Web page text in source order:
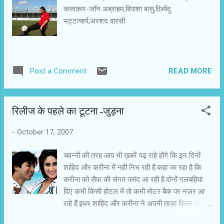
चाहेगा कि उसके देश की फिल्म पहले नामांकन सूची में पहुंचे
और फिर पुरस्कार भी हासिल करे.चवन्नी की शुभकामनायें
कलाकार-जॉन अब्राहम,बिपाशा बासु,दिब्येंदु
भट्टाचार्य,अरशद वारसी
Post a Comment READ MORE
रिलीज के पहले का टूटना-जुड़ना
- October 17, 2007
चवन्नी की तरह आप भी ख़बरें पढ़ राहे होंगे कि इन दिनों
शाहिद और करीना में नही निभ रही है.कहा जा रहा है कि
करीना को सैफ की संगत पसंद आ रही है.दोनों गलबहियां
दिए कभी किसी होटल में तो कभी मोटर बैक पर नज़र आ
राहे हैं.इधर शाहिद और करीना ने अपनी ताज़ा फिल्म जब वी